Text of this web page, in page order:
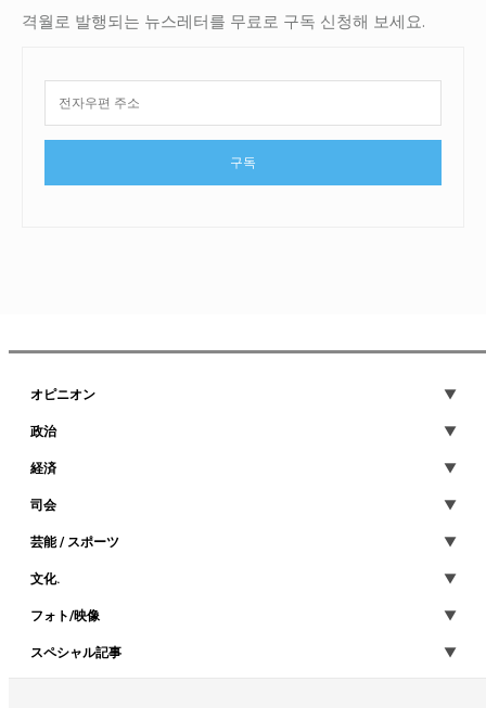
격월로 발행되는 뉴스레터를 무료로 구독 신청해 보세요.
구독
オピニオン
政治
経済
司会
芸能 / スポーツ
文化.
フォト/映像
スペシャル記事